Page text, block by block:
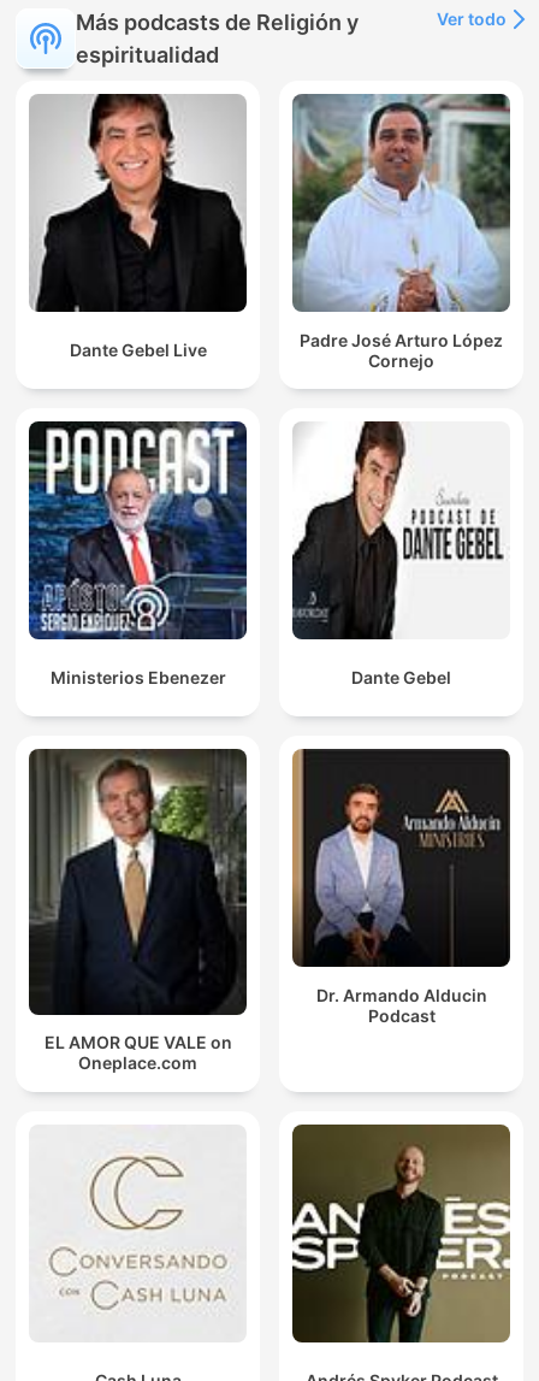
Más podcasts de Religión y
espiritualidad
Ver todo
Dante Gebel Live
Padre José Arturo López
Cornejo
Ministerios Ebenezer Dante Gebel
EL AMOR QUE VALE on
Oneplace.com
Dr. Armando Alducin
Podcast